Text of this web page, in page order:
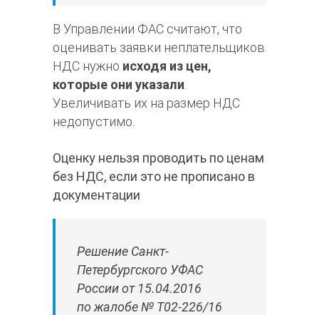
В Управлении ФАС считают, что
оценивать заявки неплательщиков
НДС нужно исходя из цен,
которые они указали
Увеличивать их на размер НДС
недопустимо.
Оценку нельзя проводить по ценам
без НДС, если это не прописано в
документации
Решение Санкт-
Петербургского УФАС
России от 15.04.2016
по жалобе № Т02-226/16